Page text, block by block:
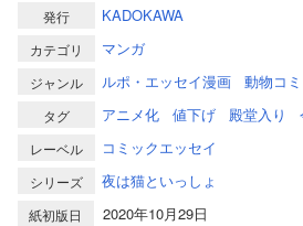
発行 KADOKAWA
カテゴリ マンガ
ジャンル ルポ・エッセイ漫画 動物コ
タグ アニメ化 値下げ 殿堂入り
レーベル コミックエッセイ
シリーズ 夜は猫といっしょ
紙初版日
2020年10月29日